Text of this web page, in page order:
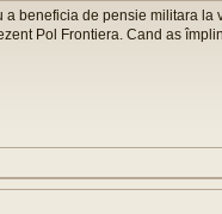
beneficia de pensie militara la
Pol Frontiera. Cand as